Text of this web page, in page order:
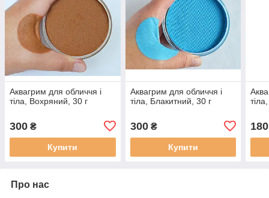
Аквагрим для обличчя і
тіла, Вохряний, 30 г
300 ₴
Купити
Аквагрим для обличчя і
тіла, Блакитний, 30 г
300₴
Купити
180
Про нас